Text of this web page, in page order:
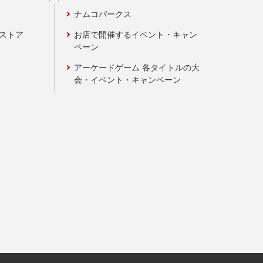
トア
ナムコパークス
お店で開催するイベント・キャン
ペーン
アーケードゲーム 各タイトルの大
会・イベント・キャンペーン